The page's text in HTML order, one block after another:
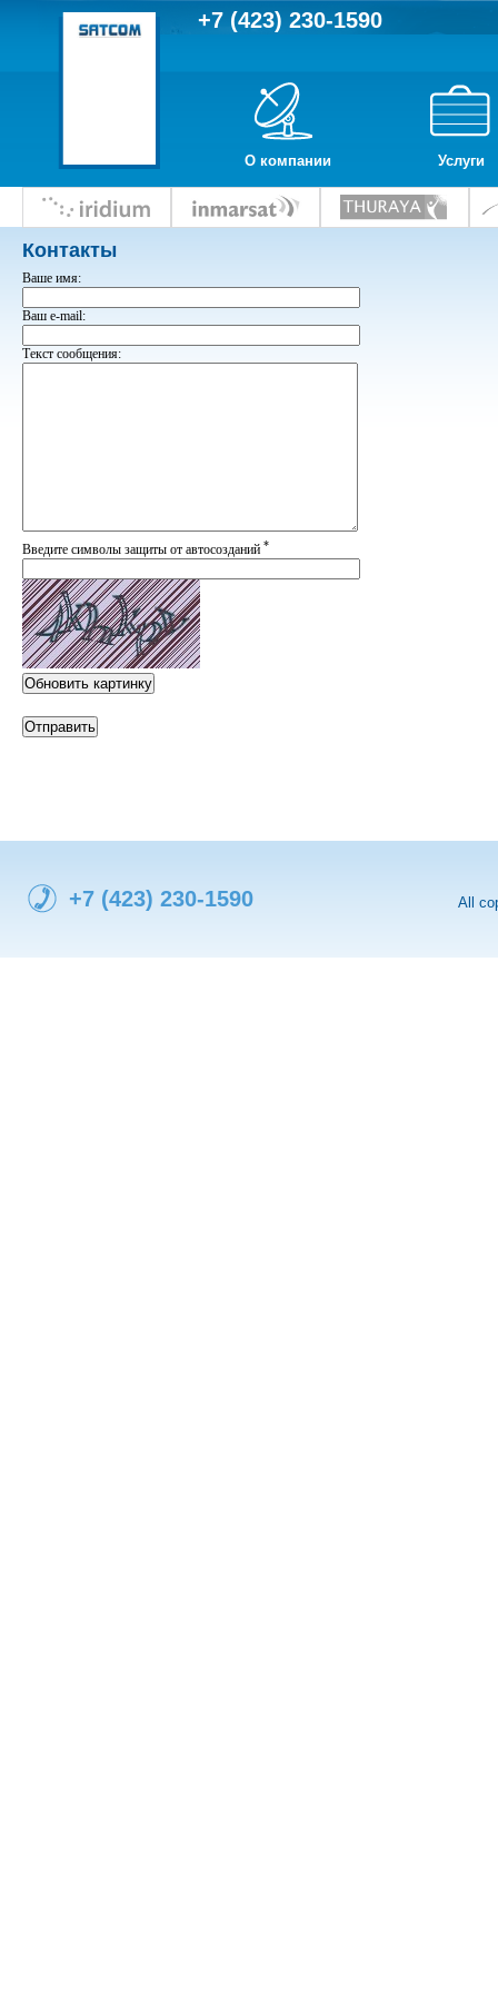
+7 (423) 230-1590
О компании Услуги
Контакты
Ваше имя:
Ваш e-mail:
Текст сообщения:
Введите символы защиты от автосозданий *
Обновить картинку
+7 (423) 230-1590 All